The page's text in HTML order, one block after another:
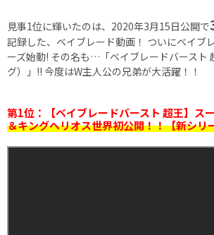
見事1位に輝いたのは、2020年3月15日公開で
記録した、ベイブレード動画！ ついにベイブ
ーズ始動! その名も…「ベイブレードバースト
グ）」!! 今度はW主人公の兄弟が大活躍！！
第1位：【ベイブレードバースト 超王】ス
＆キングヘリオス世界初公開！！【新シリ